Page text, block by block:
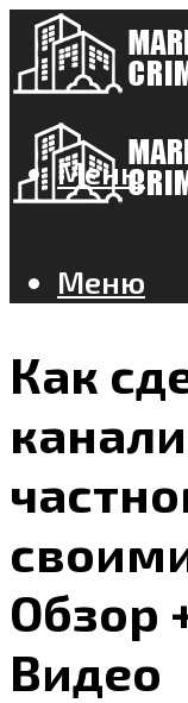
Меню
Меню
Как
Обзор
Видео